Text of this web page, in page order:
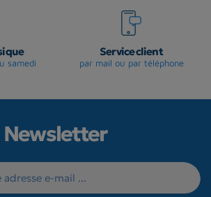
samedi
Service client
par mail ou par téléphone
Newsletter